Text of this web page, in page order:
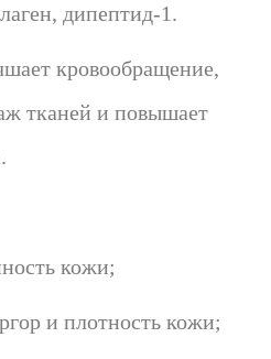
дипептид-1.
кровообращение,
тканей и повышает
кожи;
и плотность кожи;